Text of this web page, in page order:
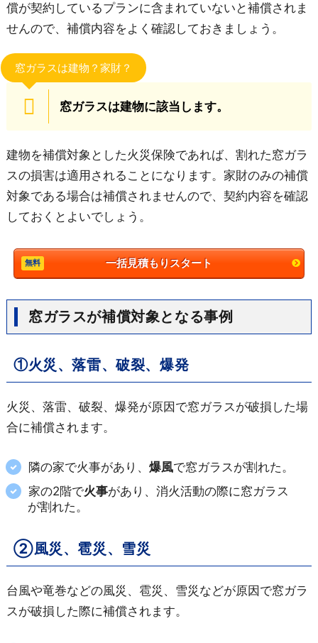
償が契約しているプランに含まれていないと補償されま
せんので、補償内容をよく確認しておきましょう。
窓ガラスは建物？家財？
窓ガラスは建物に該当します。
建物を補償対象とした火災保険であれば、割れた窓ガラ
スの損害は適用されることになります。家財のみの補償
対象である場合は補償されませんので、契約内容を確認
しておくとよいでしょう。
一括見積もりスタート
窓ガラスが補償対象となる事例
①火災、落雷、破裂、爆発
火災、落雷、破裂、爆発が原因で窓ガラスが破損した場
合に補償されます。
隣の家で火事があり、爆風で窓ガラスが割れた。
家の2階で火事があり、消火活動の際に窓ガラス
が割れた。
②風災、雹災、雪災
台風や竜巻などの風災、雹災、雪災などが原因で窓ガラ
スが破損した際に補償されます。